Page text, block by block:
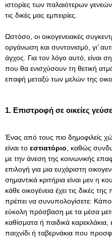
ιστορίες των παλαιότερων
τις δικές μας εμπειρίες.
Ωστόσο, οι οικογενειακές
οργάνωση και συντονισμό, γι’
άγχος. Για τον λόγο αυτό, είναι
που θα ενισχύσουν τη θετική
επαφή μεταξύ των μελών της
1. Επιστροφή σε οικείες
Ένας από τους πιο δημοφιλείς
είναι το εστιατόριο , καθώς
με την άνεση της κοινωνικής
επιλογή για μια ευχάριστη
σημαντικά κριτήρια είναι μεν η
κάθε οικογένεια έχει τις δικές
πρέπει να συνυπολογίσετε:
εύκολη πρόσβαση με τα μέσα
καθίσματα ή παιδικά
παιχνίδι ή ταβερνάκια που